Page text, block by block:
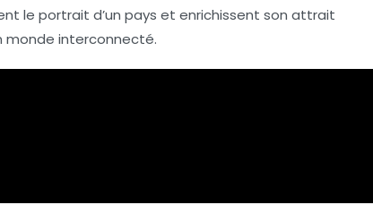
le portrait d’un pays et enrichissent son attrait
monde interconnecté.